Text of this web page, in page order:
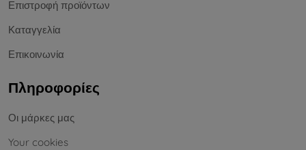
Επιστροφή προϊόντων
Καταγγελία
Επικοινωνία
Πληροφορίες
Οι μάρκες μας
Your cookies